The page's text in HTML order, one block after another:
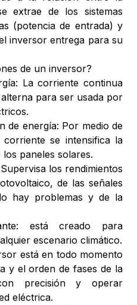
extrae de los sistemas
(potencia de entrada) y
inversor entrega para su
de un inversor?
La corriente continua
para ser usada por
de energía: Por medio de
se intensifica la
paneles solares.
los rendimientos
de las señales
hay problemas y de la
está creado para
escenario climático.
está en todo momento
y el orden de fases de la
precisión y operar
eléctrica.